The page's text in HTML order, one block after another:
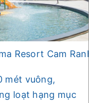
Resort Cam
mét vuông,
loạt hạng mục